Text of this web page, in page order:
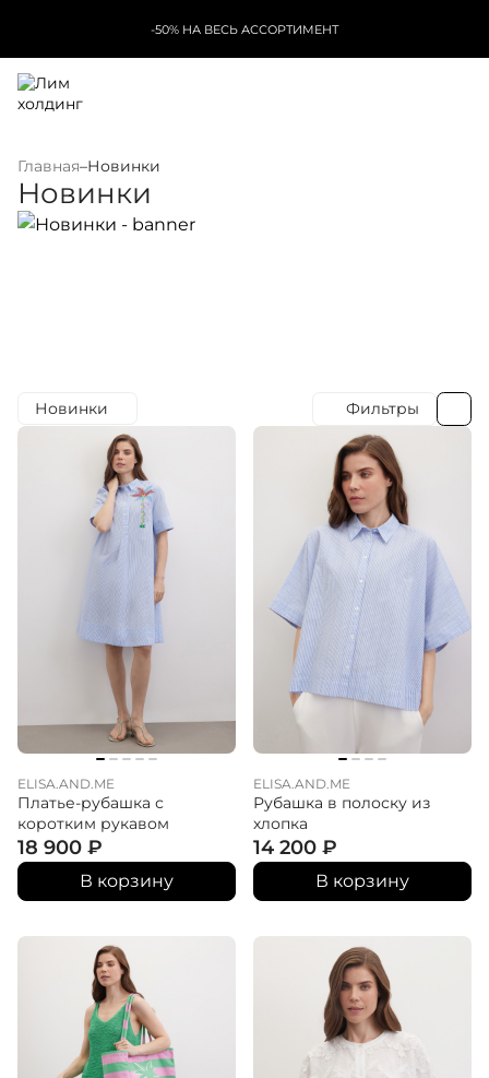
-50% НА ВЕСЬ АССОРТИМЕНТ
Главная–Новинки
Новинки
Новинки Фильтры
ELISA.AND.ME
Платье-рубашка с
коротким рукавом
18 900 ₽
В корзину
ELISA.AND.ME
Рубашка в полоску из
хлопка
14 200 ₽
В корзину